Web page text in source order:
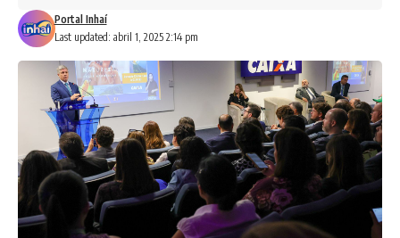
Last updated: abril 1, 2025 2:14 pm
Portal Inhaí